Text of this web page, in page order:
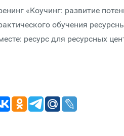
«Коучинг: развитие
обучения
ресурс для ресурсных